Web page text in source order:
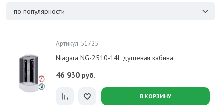
по популярности
Артикул: 51725
Niagara NG-2510-14L душевая кабина
46 930 руб.
В КОРЗИНУ